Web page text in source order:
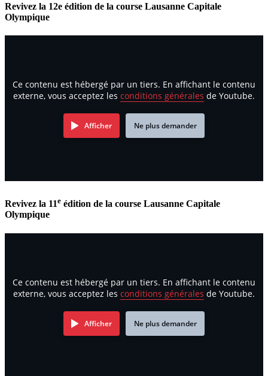
Revivez la 12e édition de la course Lausanne Capitale
Olympique
Ce contenu est hébergé par un tiers. En affichant le contenu
externe, vous acceptez les conditions générales de Youtube.
Afficher Ne plus demander
Revivez la 11e édition de la course Lausanne Capitale
Olympique
Ce contenu est hébergé par un tiers. En affichant le contenu
externe, vous acceptez les conditions générales de Youtube.
Afficher Ne plus demander